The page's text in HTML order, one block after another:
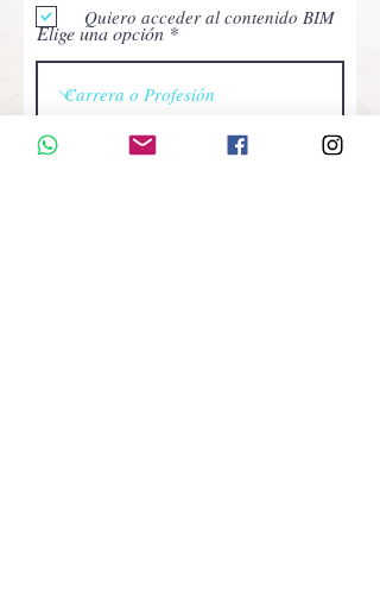
Elige una opción
Quiero acceder al contenido BIM